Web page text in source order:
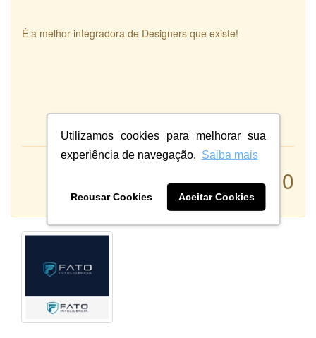
Utilizamos cookies para melhorar sua
experiência de navegação. Saiba mais
Recusar Cookies Aceitar Cookies
É a melhor integradora de Designers que existe!
10
Qualidade:
Sistema: